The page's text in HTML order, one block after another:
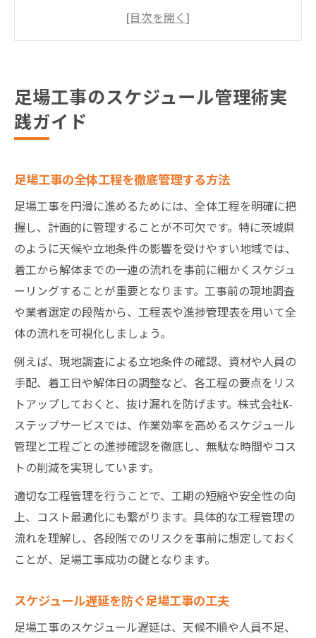
足場工事で必要な進行管理の基本知識
足場工事の効率化に欠かせない手順とは
茨城県の立地条件で変わる足場工事対策
足場工事の効率化を支える現地調査の役割
足場工事の無駄を減らす工程最適化の工夫
工程短縮のコツを知る足場工事管理
足場工事の工程短縮で得られるメリット
段取り次第で変わる足場工事の所要時間
足場工事の手際がよくなる準備の重要性
効率的な足場工事に必要な作業工程の見直
工程短縮を叶える足場工事の進行管理術
天候リスクを踏まえた作業日程の考え方
足場工事の日程調整で重要な天候リスク対
策
天候に左右されにくい足場工事計画の立て
足場工事で雨天時に考慮すべき注意点
足場工事の遅延リスクを減らす天候管理法
現地調査が役立つ足場工事の天候判断
足場工事は現地調査が成功の鍵となる理由
現地調査でわかる足場工事の注意点まとめ
足場工事のスケジュール管理術実
践ガイド
足場工事の全体工程を徹底管理する方法
足場工事を円滑に進めるためには、全体工程を明確に把
握し、計画的に管理することが不可欠です。特に茨城県
のように天候や立地条件の影響を受けやすい地域では、
着工から解体までの一連の流れを事前に細かくスケジュ
ーリングすることが重要となります。工事前の現地調査
や業者選定の段階から、工程表や進捗管理表を用いて全
体の流れを可視化しましょう。
例えば、現地調査による立地条件の確認、資材や人員の
手配、着工日や解体日の調整など、各工程の要点をリス
トアップしておくと、抜け漏れを防げます。株式会社K-
ステップサービスでは、作業効率を高めるスケジュール
管理と工程ごとの進捗確認を徹底し、無駄な時間やコス
トの削減を実現しています。
適切な工程管理を行うことで、工期の短縮や安全性の向
上、コスト最適化にも繋がります。具体的な工程管理の
流れを理解し、各段階でのリスクを事前に想定しておく
ことが、足場工事成功の鍵となります。
スケジュール遅延を防ぐ足場工事の工夫
足場工事のスケジュール遅延は、天候不順や人員不足、